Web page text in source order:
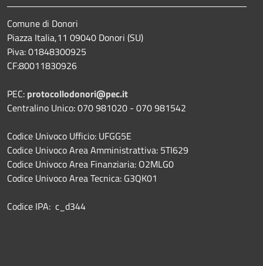
Comune di Donori
Piazza Italia,11 09040 Donori (SU)
Piva: 01848300925
CF:80011830926
PEC: protocollodonori@pec.it
Centralino Unico: 070 981020 - 070 981542
Codice Univoco Ufficio: UFGG5E
Codice Univoco Area Amministrattiva: 5TI629
Codice Univoco Area Finanziaria: O2MLG0
Codice Univoco Area Tecnica: G3QK01
Codice IPA: c_d344